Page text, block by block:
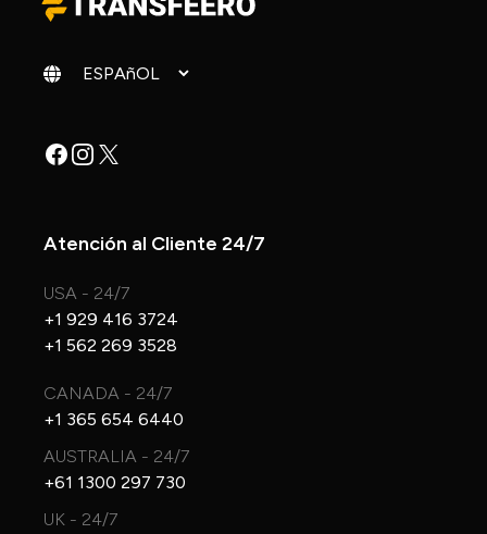
Cambiar idioma
Facebook
Instagram
X
Atención al Cliente 24/7
USA - 24/7
+1 929 416 3724
+1 562 269 3528
CANADA - 24/7
+1 365 654 6440
AUSTRALIA - 24/7
+61 1300 297 730
UK - 24/7